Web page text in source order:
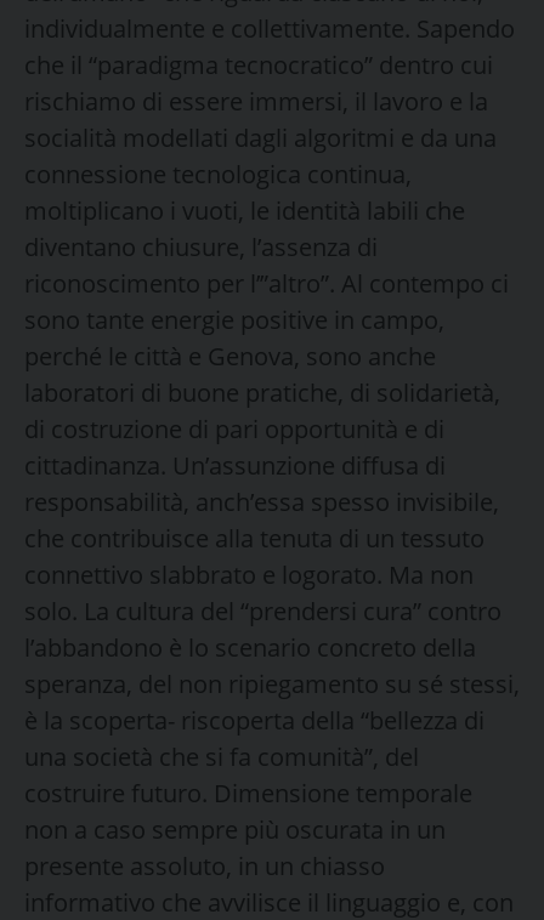
individualmente e collettivamente. Sapendo
che il “paradigma tecnocratico” dentro cui
rischiamo di essere immersi, il lavoro e la
socialità modellati dagli algoritmi e da una
connessione tecnologica continua,
moltiplicano i vuoti, le identità labili che
diventano chiusure, l’assenza di
riconoscimento per l’”altro”. Al contempo ci
sono tante energie positive in campo,
perché le città e Genova, sono anche
laboratori di buone pratiche, di solidarietà,
di costruzione di pari opportunità e di
cittadinanza. Un’assunzione diffusa di
responsabilità, anch’essa spesso invisibile,
che contribuisce alla tenuta di un tessuto
connettivo slabbrato e logorato. Ma non
solo. La cultura del “prendersi cura” contro
l’abbandono è lo scenario concreto della
speranza, del non ripiegamento su sé stessi,
è la scoperta- riscoperta della “bellezza di
una società che si fa comunità”, del
costruire futuro. Dimensione temporale
non a caso sempre più oscurata in un
presente assoluto, in un chiasso
informativo che avvilisce il linguaggio e, con